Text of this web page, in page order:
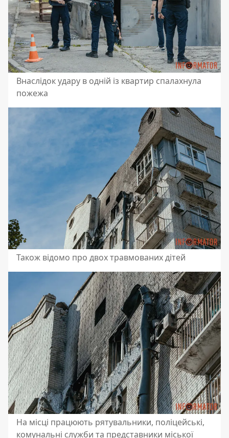
Внаслідок удару в одній із квартир спалахнула
пожежа
Також відомо про двох травмованих дітей
На місці працюють рятувальники, поліцейські,
комунальні служби та представники міської